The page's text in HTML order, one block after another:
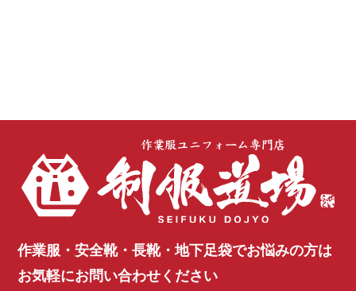
作業服・安全靴・長靴・地下足袋でお悩みの方は
お気軽にお問い合わせください